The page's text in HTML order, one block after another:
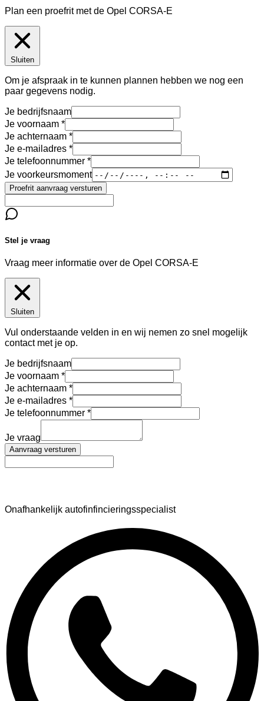
Plan een proefrit met de Opel CORSA-E
Sluiten
Om je afspraak in te kunnen plannen hebben we nog een
paar gegevens nodig.
Je bedrijfsnaam
Je voornaam
Je achternaam
Je e-mailadres
Je telefoonnummer
Je voorkeursmoment
Proefrit aanvraag versturen
Stel je vraag
Vraag meer informatie over de Opel CORSA-E
Sluiten
Vul onderstaande velden in en wij nemen zo snel mogelijk
contact met je op.
Je bedrijfsnaam
Je voornaam
Je achternaam
Je e-mailadres
Je telefoonnummer
Je vraag
Aanvraag versturen
Onafhankelijk autofinfincieringsspecialist